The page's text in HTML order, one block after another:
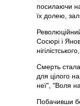
посилаючи
їх долею,
Сосюрі і
Смерть
для цілого
неї", "Воля
Побачивши